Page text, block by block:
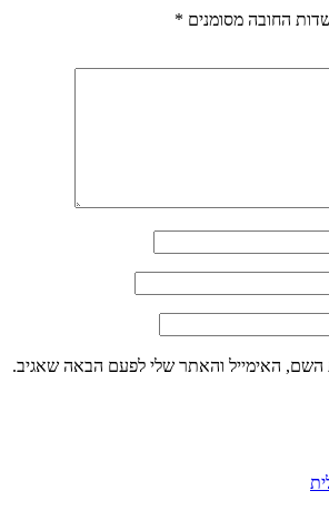
החובה מסומנים *
השם, האימייל והאתר שלי לפעם הבאה שאגיב.